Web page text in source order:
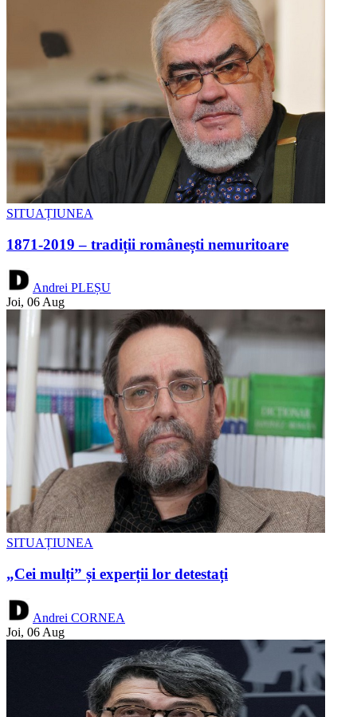
SITUAȚIUNEA
1871-2019 – tradiții românești nemuritoare
Andrei PLEȘU
Joi, 06 Aug
SITUAȚIUNEA
„Cei mulți” și experții lor detestați
Andrei CORNEA
Joi, 06 Aug